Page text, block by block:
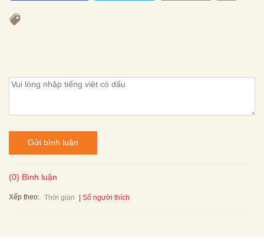
Gửi bình luận
(0) Bình luận
Xếp theo: Thời gian Số người thích